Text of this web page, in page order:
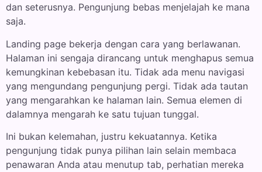
dan seterusnya. Pengunjung bebas menjelajah ke mana
saja.
Landing page bekerja dengan cara yang berlawanan.
Halaman ini sengaja dirancang untuk menghapus semua
kemungkinan kebebasan itu. Tidak ada menu navigasi
yang mengundang pengunjung pergi. Tidak ada tautan
yang mengarahkan ke halaman lain. Semua elemen di
dalamnya mengarah ke satu tujuan tunggal.
Ini bukan kelemahan, justru kekuatannya. Ketika
pengunjung tidak punya pilihan lain selain membaca
penawaran Anda atau menutup tab, perhatian mereka